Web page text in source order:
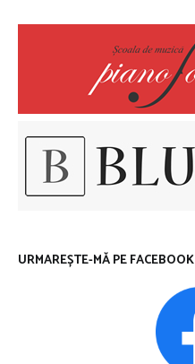
URMAREȘTE-MĂ PE FACEBOOK